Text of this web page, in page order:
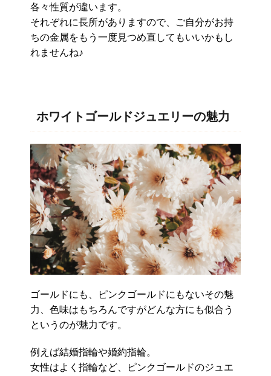
各々性質が違います。
それぞれに長所がありますので、ご自分がお持
ちの金属をもう一度見つめ直してもいいかもし
れませんね♪
ホワイトゴールドジュエリーの魅力
ゴールドにも、ピンクゴールドにもないその魅
力、色味はもちろんですがどんな方にも似合う
というのが魅力です。
例えば結婚指輪や婚約指輪。
女性はよく指輪など、ピンクゴールドのジュエ